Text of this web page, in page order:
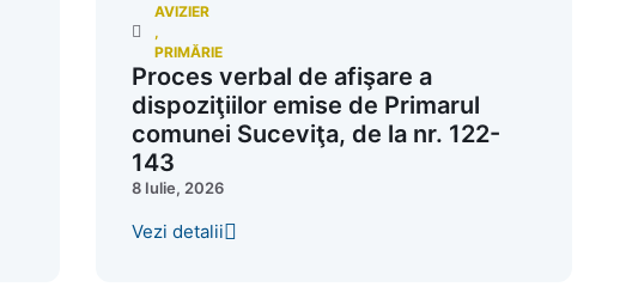
AVIZIER
,
PRIMĂRIE
Proces verbal de afişare a
dispoziţiilor emise de Primarul
comunei Suceviţa, de la nr. 122-
143
8 Iulie, 2026
Vezi detalii